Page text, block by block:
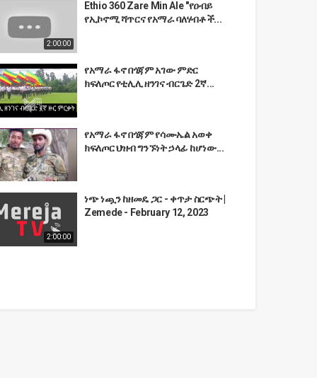
2:00:00
Ethio 360 Zare Min Ale "የዐብይ
የኢኮኖሚ ሻጥርና የአማራ ባለሃብቶች...
የአማራ ፋኖ በጎጃም አገው ምድር
ክፍለጦር የቲሊሊ ዘንገና ብርጌድ 2ኛ...
የአማራ ፋኖ በጎጃም የሳሙኤል አወቀ
ክፍለጦር ህዝብ ግንኙነት ኃላፊ ከሆነው...
2:00:00
ነጭ ነጯን ከዘመዴ ጋር - ቀጥታ ስርጭት |
Zemede - February 12, 2023